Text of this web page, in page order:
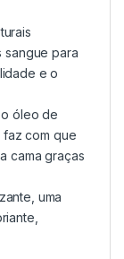
sangue para
e o
óleo de
faz com que
cama graças
uma